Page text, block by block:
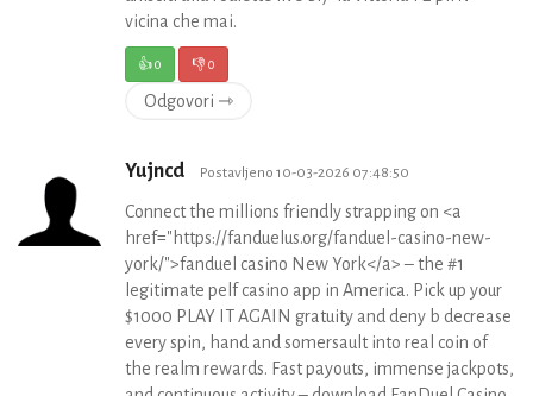
vicina che mai.
👍0 👎0
Odgovori ⇾
Yujncd Postavljeno 10-03-2026 07:48:50
Connect the millions friendly strapping on <a
href="https://fanduelus.org/fanduel-casino-new-
york/">fanduel casino New York</a> – the #1
legitimate pelf casino app in America. Pick up your
$1000 PLAY IT AGAIN gratuity and deny b decrease
every spin, hand and somersault into real coin of
the realm rewards. Fast payouts, immense jackpots,